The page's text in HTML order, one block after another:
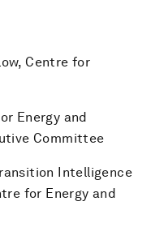
Centre for
Energy and
Committee
Intelligence
for Energy and